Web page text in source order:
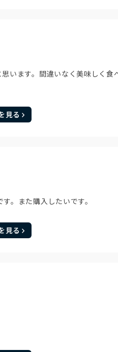
います。間違いなく美味しく食
見る
。また購入したいです。
見る